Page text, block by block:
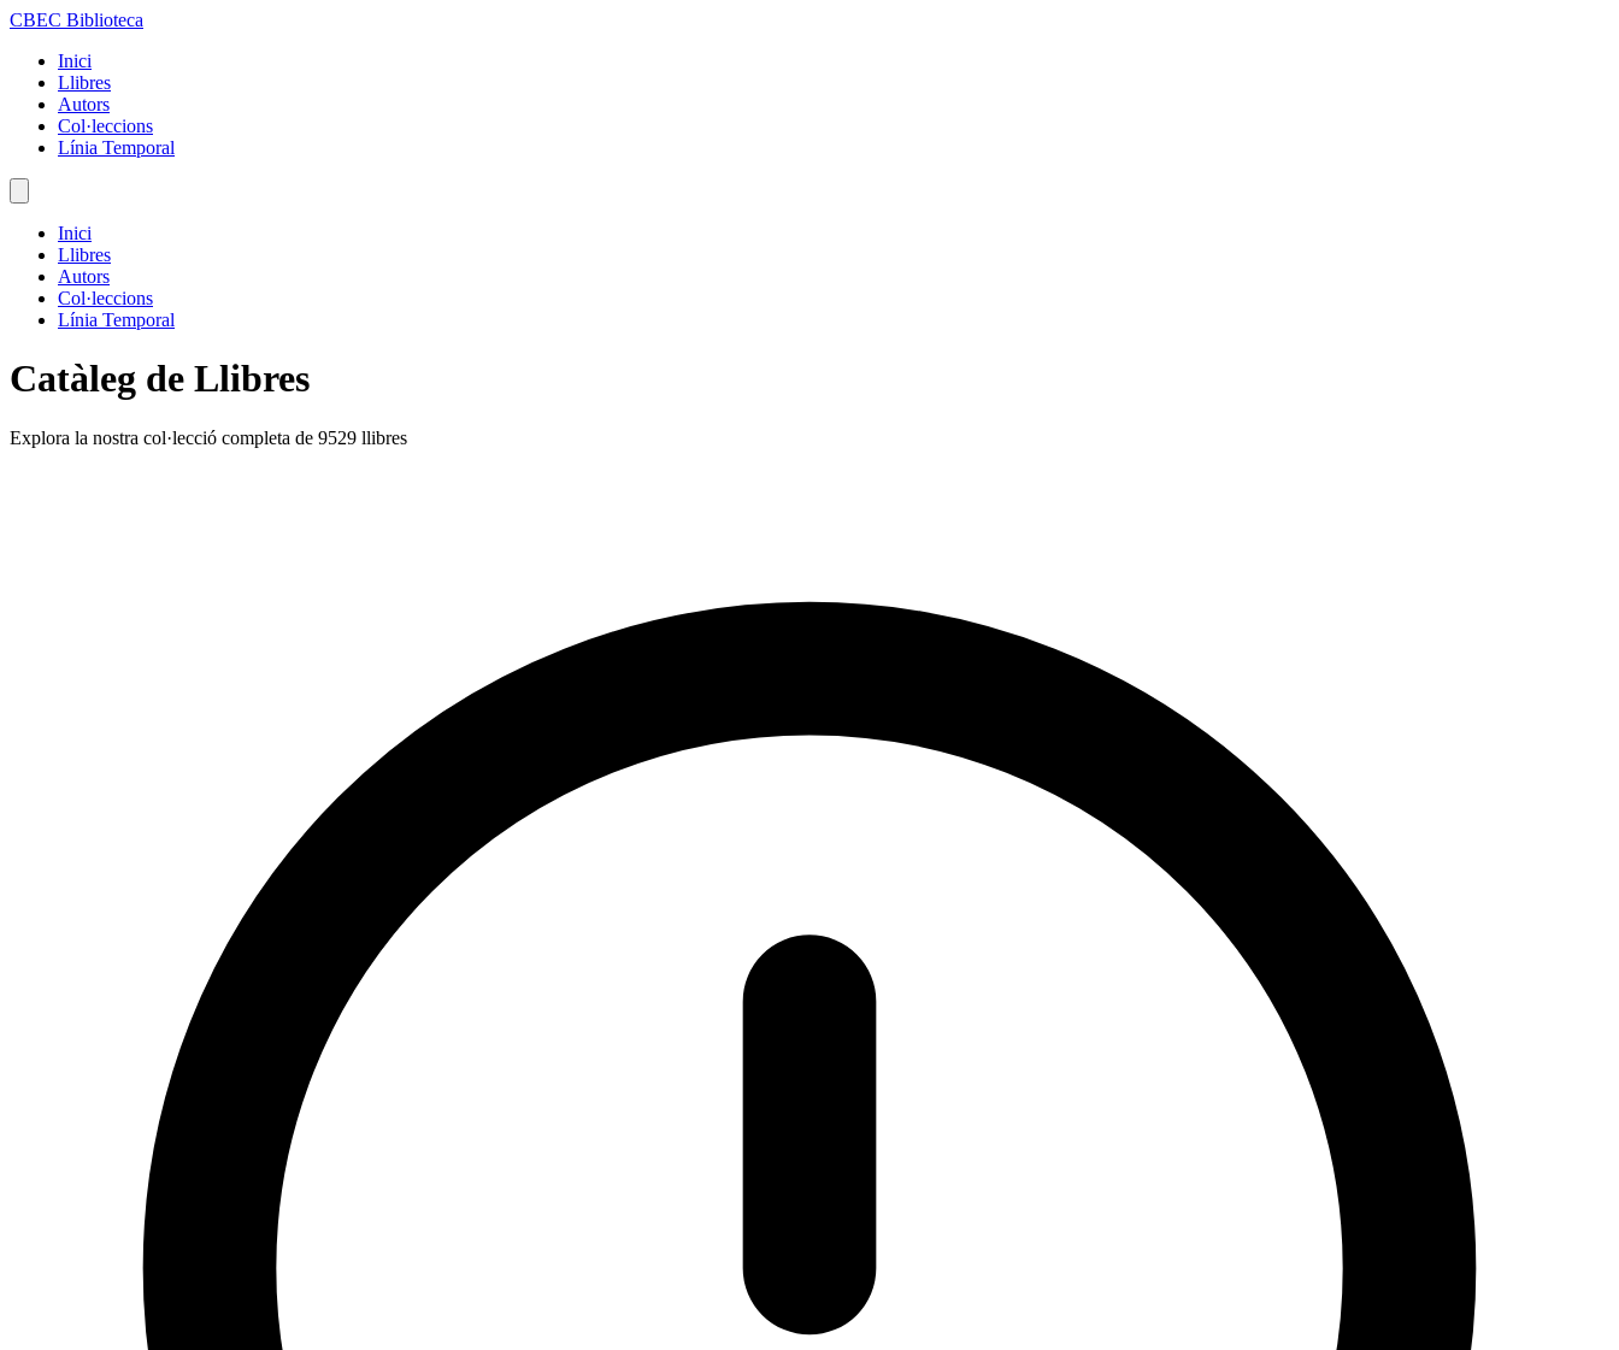
CBEC Biblioteca
Inici
Llibres
Autors
Col·leccions
Línia Temporal
Inici
Llibres
Autors
Col·leccions
Línia Temporal
Catàleg de Llibres
Explora la nostra col·lecció completa de 9529 llibres